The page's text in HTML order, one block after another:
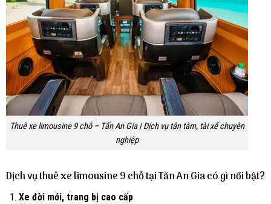
Thuê xe limousine 9 chỗ – Tấn An Gia | Dịch vụ tận tâm, tài xế chuyên
nghiệp
Dịch vụ thuê xe limousine 9 chỗ tại Tấn An Gia có gì nổi bật?
Xe đời mới, trang bị cao cấp